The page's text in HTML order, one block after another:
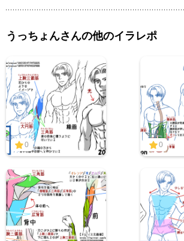
うっちょんさんの他のイラレポ
0 0